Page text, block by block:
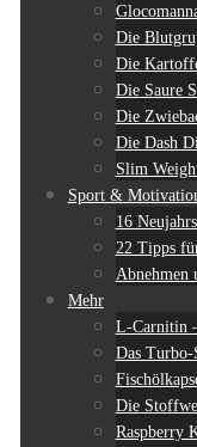
Die
Die
Die Saure
Die
Die Dash
Slim
Sport &
16
22 Tipps
Abnehmen
Mehr
L-Carnitin
Das Turbo-
Die
Raspberry